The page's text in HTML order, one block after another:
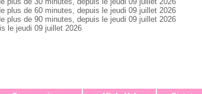
plus de 60 minutes, depuis le jeudi 09 juillet 2026
plus de 90 minutes, depuis le jeudi 09 juillet 2026
le jeudi 09 juillet 2026